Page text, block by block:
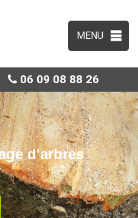
MENU
06 09 08 88 26
d'arbres